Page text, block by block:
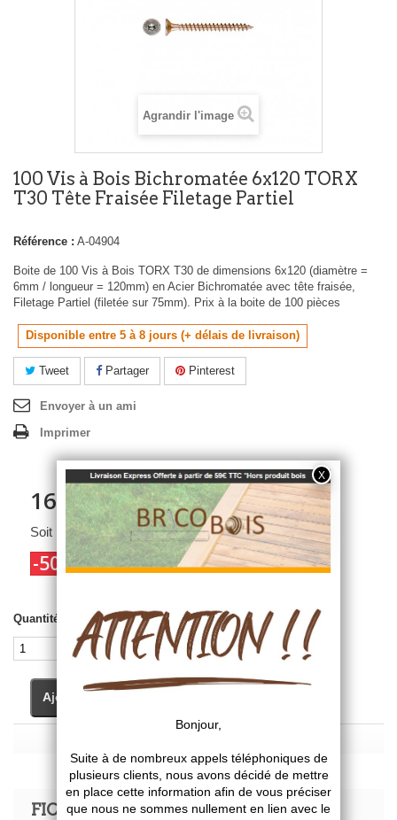
Agrandir l'image
100 Vis à Bois Bichromatée 6x120 TORX
T30 Tête Fraisée Filetage Partiel
Référence : A-04904
Boite de 100 Vis à Bois TORX T30 de dimensions 6x120 (diamètre =
6mm / longueur = 120mm) en Acier Bichromatée avec tête fraisée,
Filetage Partiel (filetée sur 75mm). Prix à la boite de 100 pièces
Disponible entre 5 à 8 jours (+ délais de livraison)
Tweet Partager Pinterest
Envoyer à un ami
Imprimer
16,12 €TTC
Soit 13,43 € HT
-50% 32,23 €TTC
Quantité
Ajouter au panier
FICHE TECHNIQUE